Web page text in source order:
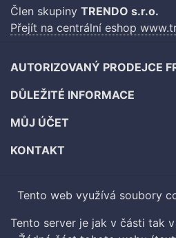
Člen skupiny TRENDO s.r.o.
Přejít na centrální eshop
AUTORIZOVANÝ PRODEJCE
DŮLEŽITÉ INFORMACE
MŮJ ÚČET
KONTAKT
Tento web využívá soubory
Tento server je jak v části tak